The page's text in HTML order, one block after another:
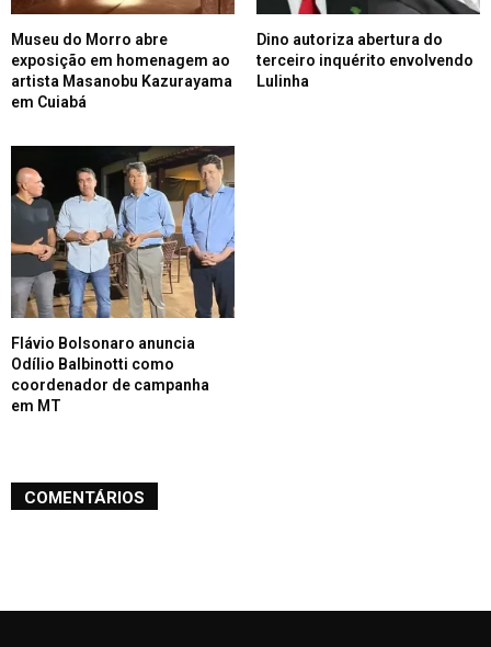
Museu do Morro abre
exposição em homenagem ao
artista Masanobu Kazurayama
em Cuiabá
Dino autoriza abertura do
terceiro inquérito envolvendo
Lulinha
Flávio Bolsonaro anuncia
Odílio Balbinotti como
coordenador de campanha
em MT
COMENTÁRIOS